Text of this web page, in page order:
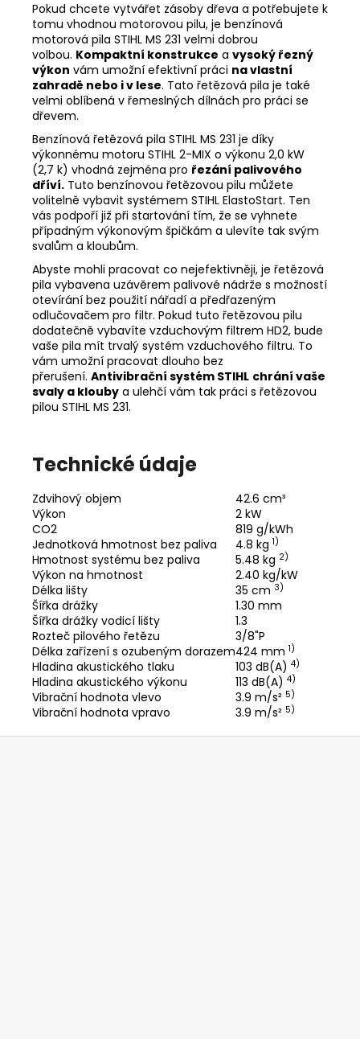
Pokud chcete vytvářet zásoby dřeva a potřebujete k
tomu vhodnou motorovou pilu, je benzínová
motorová pila STIHL MS 231 velmi dobrou
volbou. Kompaktní konstrukce a vysoký řezný
výkon vám umožní efektivní práci na vlastní
zahradě nebo i v lese. Tato řetězová pila je také
velmi oblíbená v řemeslných dílnách pro práci se
dřevem.
Benzínová řetězová pila STIHL MS 231 je díky
výkonnému motoru STIHL 2-MIX o výkonu 2,0 kW
(2,7 k) vhodná zejména pro řezání palivového
dříví. Tuto benzínovou řetězovou pilu můžete
volitelně vybavit systémem STIHL ElastoStart. Ten
vás podpoří již při startování tím, že se vyhnete
případným výkonovým špičkám a ulevíte tak svým
svalům a kloubům.
Abyste mohli pracovat co nejefektivněji, je řetězová
pila vybavena uzávěrem palivové nádrže s možností
otevírání bez použití nářadí a předřazeným
odlučovačem pro filtr. Pokud tuto řetězovou pilu
dodatečně vybavíte vzduchovým filtrem HD2, bude
vaše pila mít trvalý systém vzduchového filtru. To
vám umožní pracovat dlouho bez
přerušení. Antivibrační systém STIHL chrání vaše
svaly a klouby a ulehčí vám tak práci s řetězovou
pilou STIHL MS 231.
Technické údaje
Zdvihový objem
42.6 cm³
Výkon
2 kW
CO2
819 g/kWh
Jednotková hmotnost bez paliva
4.8 kg 1)
Hmotnost systému bez paliva 5.48 kg 2)
Výkon na hmotnost
2.40 kg/kW
Délka lišty
35 cm 3)
Šířka drážky
1.30 mm
Šířka drážky vodicí lišty
1.3
Rozteč pilového řetězu
3/8"P
Délka zařízení s ozubeným dorazem424 mm 1)
Hladina akustického tlaku 103 dB(A) 4)
Hladina akustického výkonu 113 dB(A) 4)
Vibrační hodnota vlevo 3.9 m/s² 5)
Vibrační hodnota vpravo 3.9 m/s² 5)
STIHL
MS
CARVING
11462000059
890
Kč
Původně:
590